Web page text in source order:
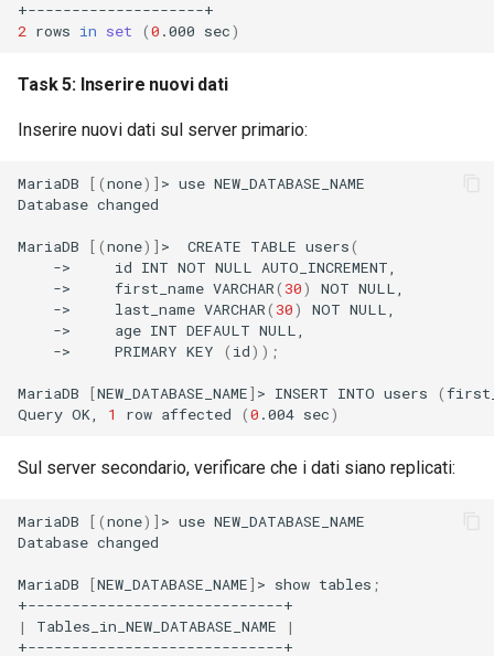
2 rows in set (0 .000 sec)
Task 5: Inserire nuovi dati
Inserire nuovi dati sul server primario:
MariaDB [(none)] > use NEW_DATABASE_NAME
Database changed
MariaDB [(none)] > CREATE TABLE users(
->
id INT NOT NULL
->
first_name VARCHAR( 30) NOT
->
last_name VARCHAR( 30) NOT
->
age INT DEFAULT
->
PRIMARY KEY ( id)) ;
MariaDB [NEW_DATABASE_NAME] > INSERT INTO users (
Query OK, 1 row affected (0 .004 sec)
Sul server secondario, verificare che i dati siano replicati:
MariaDB [(none)] > use NEW_DATABASE_NAME
Database changed
MariaDB [NEW_DATABASE_NAME] > show tables ;
|
Tables_in_NEW_DATABASE_NAME
|